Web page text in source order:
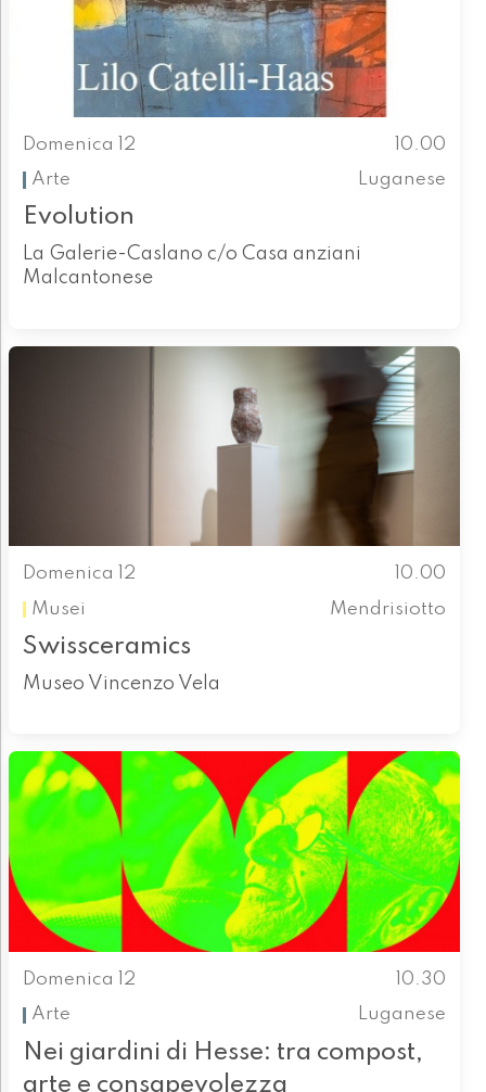
Domenica 12
10.00
Arte
Luganese
Evolution
La Galerie-Caslano c/o Casa anziani
Malcantonese
Domenica 12
10.00
Musei
Mendrisiotto
Swissceramics
Museo Vincenzo Vela
Domenica 12
10.30
Arte
Luganese
Nei giardini di Hesse: tra compost,
arte e consapevolezza